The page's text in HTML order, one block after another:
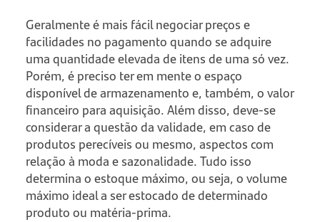
Geralmente é mais fácil negociar preços e
facilidades no pagamento quando se adquire
uma quantidade elevada de itens de uma só vez.
Porém, é preciso ter em mente o espaço
disponível de armazenamento e, também, o valor
financeiro para aquisição. Além disso, deve-se
considerar a questão da validade, em caso de
produtos perecíveis ou mesmo, aspectos com
relação à moda e sazonalidade. Tudo isso
determina o estoque máximo, ou seja, o volume
máximo ideal a ser estocado de determinado
produto ou matéria-prima.